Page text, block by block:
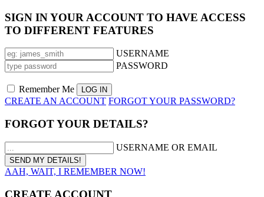
SIGN IN YOUR ACCOUNT TO HAVE ACCESS
TO DIFFERENT FEATURES
USERNAME
PASSWORD
Remember Me
CREATE AN ACCOUNT FORGOT YOUR PASSWORD?
FORGOT YOUR DETAILS?
USERNAME OR EMAIL
AAH, WAIT, I REMEMBER NOW!
CREATE ACCOUNT